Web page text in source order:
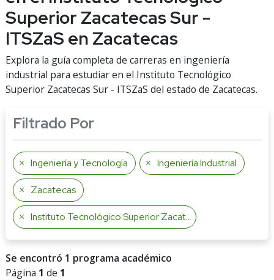
Superior Zacatecas Sur -
ITSZaS en Zacatecas
Explora la guía completa de carreras en ingeniería
industrial para estudiar en el Instituto Tecnológico
Superior Zacatecas Sur - ITSZaS del estado de Zacatecas.
Filtrado Por
Ingeniería y Tecnología Ingeniería Industrial
Zacatecas
Instituto Tecnológico Superior Zacatecas Sur
Se encontró 1 programa académico
Página 1 de 1